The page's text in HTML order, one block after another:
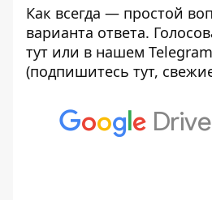
Как всегда — простой
варианта ответа.
тут или в нашем
(подпишитесь тут,